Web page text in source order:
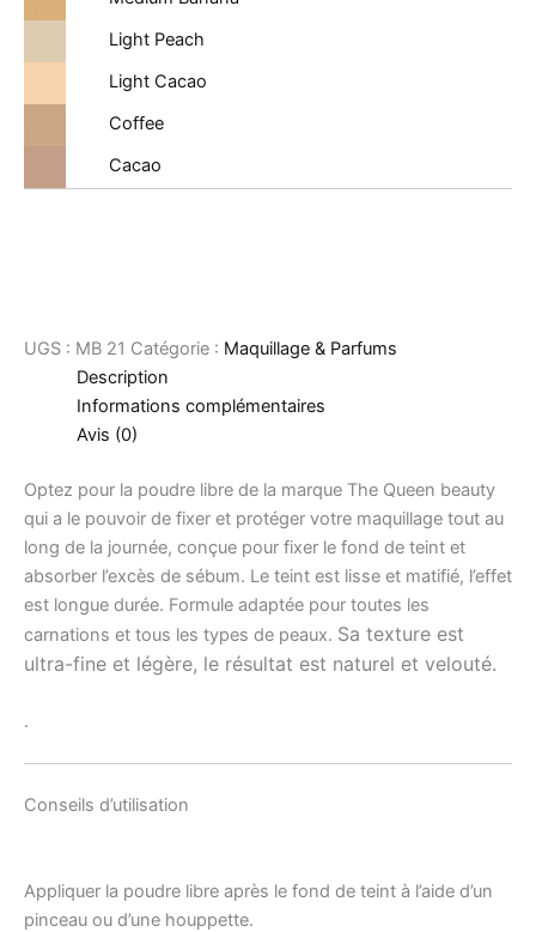
Light Peach
Light Cacao
Coffee
Cacao
UGS : MB 21 Catégorie : Maquillage & Parfums
Description
Informations complémentaires
Avis (0)
Optez pour la poudre libre de la marque The Queen beauty
qui a le pouvoir de fixer et protéger votre maquillage tout au
long de la journée, conçue pour fixer le fond de teint et
absorber l’excès de sébum. Le teint est lisse et matifié, l’effet
est longue durée. Formule adaptée pour toutes les
carnations et tous les types de peaux. Sa texture est
ultra-fine et légère, le résultat est naturel et velouté.
.
Conseils d’utilisation
Appliquer la poudre libre après le fond de teint à l’aide d’un
pinceau ou d’une houppette.